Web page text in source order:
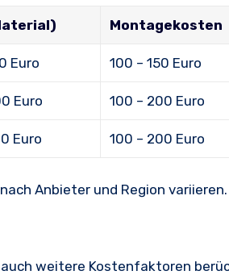
Montagekosten
Euro 100 – 150 Euro
Euro 100 – 200 Euro
Euro 100 – 200 Euro
Anbieter und Region variieren.
weitere Kostenfaktoren